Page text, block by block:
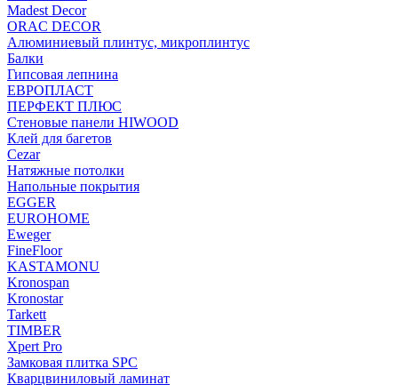
Madest Decor
ORAC DECOR
Алюминиевый плинтус, микроплинтус
Балки
Гипсовая лепнина
ЕВРОПЛАСТ
ПЕРФЕКТ ПЛЮС
Стеновые панели HIWOOD
Клей для багетов
Cezar
Натяжные потолки
Напольные покрытия
EGGER
EUROHOME
Eweger
FineFloor
KASTAMONU
Kronospan
Kronostar
Tarkett
TIMBER
Xpert Pro
Замковая плитка SPC
Кварцвиниловый ламинат